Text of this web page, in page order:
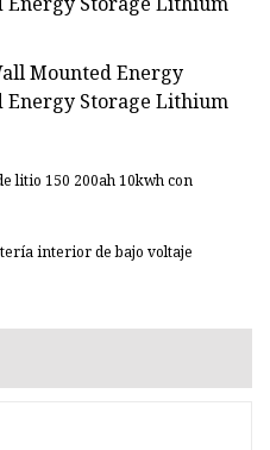
litio 150 200ah 10kwh con
interior de bajo voltaje